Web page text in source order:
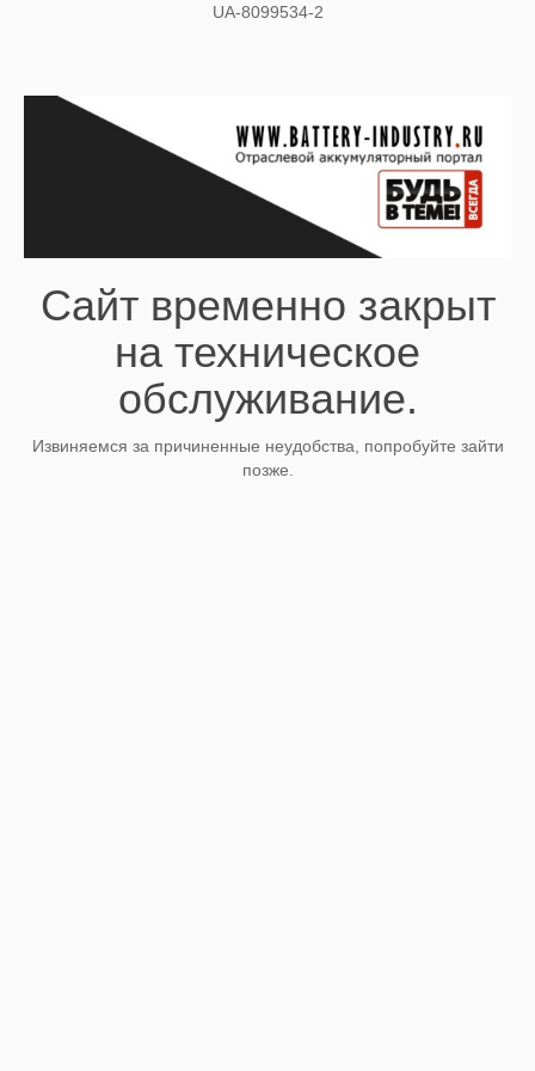
UA-8099534-2
Сайт временно закрыт
на техническое
обслуживание.
Извиняемся за причиненные неудобства, попробуйте зайти
позже.